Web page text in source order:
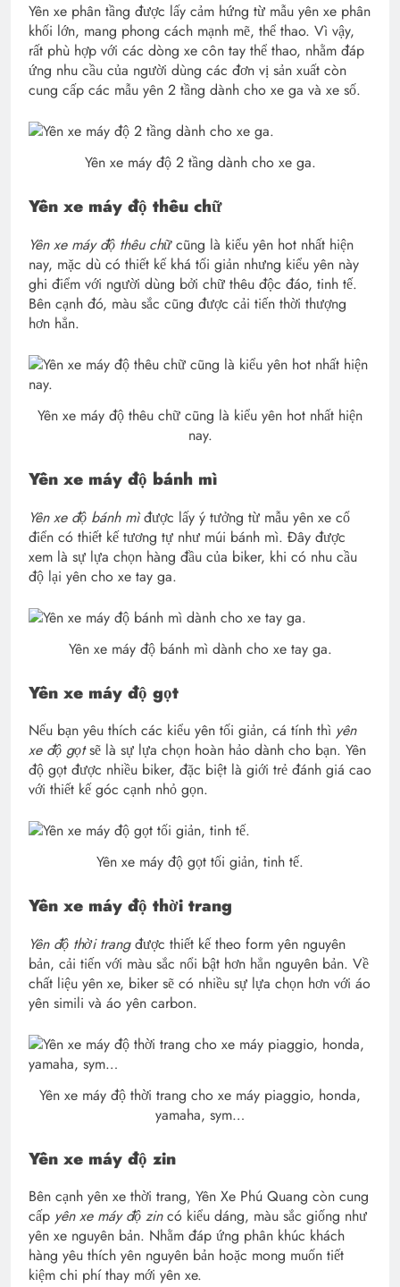
Yên xe phân tầng được lấy cảm hứng từ mẫu yên xe phân
khối lớn, mang phong cách mạnh mẽ, thể thao. Vì vậy,
rất phù hợp với các dòng xe côn tay thể thao, nhằm đáp
ứng nhu cầu của người dùng các đơn vị sản xuất còn
cung cấp các mẫu yên 2 tầng dành cho xe ga và xe số.
Yên xe máy độ 2 tầng dành cho xe ga.
Yên xe máy độ thêu chữ
Yên xe máy độ thêu chữcũng là kiểu yên hot nhất hiện
nay, mặc dù có thiết kế khá tối giản nhưng kiểu yên này
ghi điểm với người dùng bởi chữ thêu độc đáo, tinh tế.
Bên cạnh đó, màu sắc cũng được cải tiến thời thượng
hơn hẳn.
Yên xe máy độ thêu chữ cũng là kiểu yên hot nhất hiện
nay.
Yên xe máy độ bánh mì
Yên xe độ bánh mìđược lấy ý tưởng từ mẫu yên xe cổ
điển có thiết kế tương tự như múi bánh mì. Đây được
xem là sự lựa chọn hàng đầu của biker, khi có nhu cầu
độ lại yên cho xe tay ga.
Yên xe máy độ bánh mì dành cho xe tay ga.
Yên xe máy độ gọt
Nếu bạn yêu thích các kiểu yên tối giản, cá tính thì yên
xe độ gọtsẽ là sự lựa chọn hoàn hảo dành cho bạn. Yên
độ gọt được nhiều biker, đặc biệt là giới trẻ đánh giá cao
với thiết kế góc cạnh nhỏ gọn.
Yên xe máy độ gọt tối giản, tinh tế.
Yên xe máy độ thời trang
Yên độ thời trangđược thiết kế theo form yên nguyên
bản, cải tiến với màu sắc nổi bật hơn hẳn nguyên bản. Về
chất liệu yên xe, biker sẽ có nhiều sự lựa chọn hơn với áo
yên simili và áo yên carbon.
Yên xe máy độ thời trang cho xe máy piaggio, honda,
yamaha, sym…
Yên xe máy độ zin
Bên cạnh yên xe thời trang, Yên Xe Phú Quang còn cung
cấp yên xe máy độ zincó kiểu dáng, màu sắc giống như
yên xe nguyên bản. Nhằm đáp ứng phân khúc khách
hàng yêu thích yên nguyên bản hoặc mong muốn tiết
kiệm chi phí thay mới yên xe.